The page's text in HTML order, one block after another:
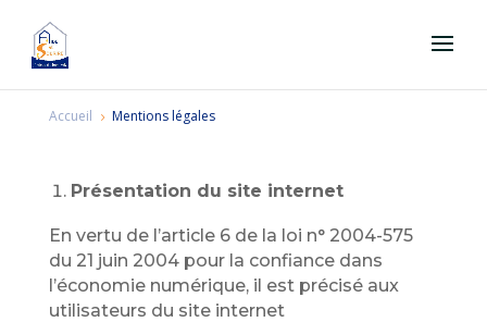
Accueil 5 Mentions légales
Présentation du site internet
En vertu de l’article 6 de la loi n° 2004-575
du 21 juin 2004 pour la confiance dans
l’économie numérique, il est précisé aux
utilisateurs du site internet